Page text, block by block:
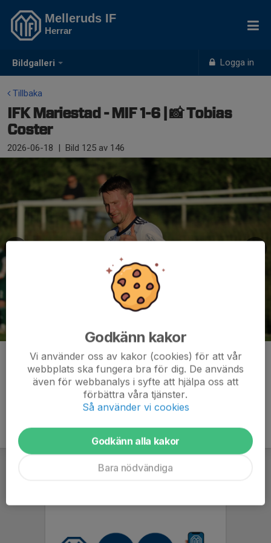
Bildgalleri Logga in
Melleruds IF
Herrar
Tillbaka
IFK Mariestad - MIF 1-6 | 📸 Tobias
Coster
2026-06-18 | Bild 125 av 146
Kommentarer
Godkänn kakor
Vi använder oss av kakor (cookies) för att vår
webbplats ska fungera bra för dig. De används
även för webbanalys i syfte att hjälpa oss att
förbättra våra tjänster.
Så använder vi cookies
Godkänn alla kakor
Bara nödvändiga